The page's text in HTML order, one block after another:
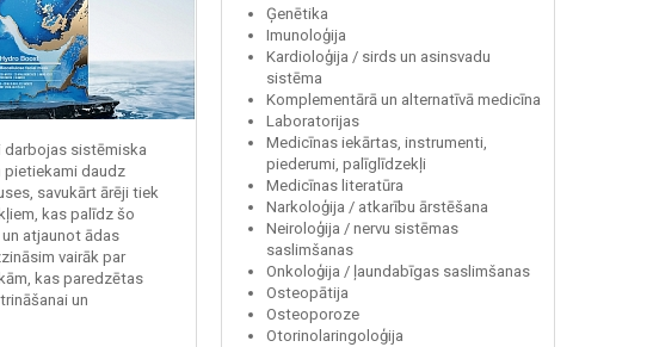
darbojas sistēmiska
pietiekami daudz
savukārt ārēji tiek
kas palīdz šo
atjaunot ādas
vairāk par
kas paredzētas
un
Ģenētika
Imunoloģija
Kardioloģija / sirds un asinsvadu
sistēma
Komplementārā un alternatīvā medicīna
Laboratorijas
Medicīnas iekārtas, instrumenti,
piederumi, palīglīdzekļi
Medicīnas literatūra
Narkoloģija / atkarību ārstēšana
Neiroloģija / nervu sistēmas
saslimšanas
Onkoloģija / ļaundabīgas saslimšanas
Osteopātija
Osteoporoze
Otorinolaringoloģija